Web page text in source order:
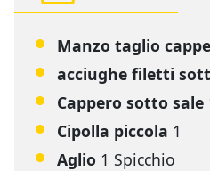
Manzo taglio
acciughe filetti
Cappero sotto sale
Cipolla piccola 1
Aglio 1 Spicchio